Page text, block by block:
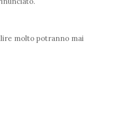
molto potranno mai